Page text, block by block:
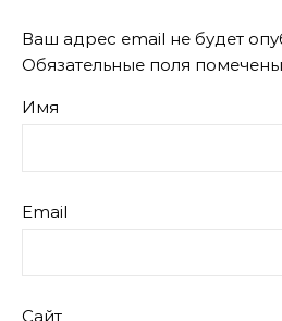
Ваш адрес email не будет
Обязательные поля помечены
Имя
Email
Сайт